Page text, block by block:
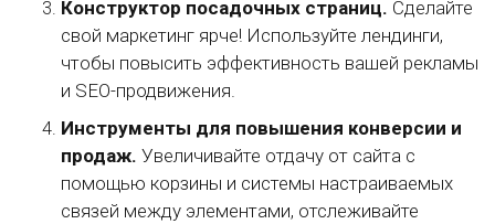
Конструктор посадочных страниц. Сделайте
свой маркетинг ярче! Используйте лендинги,
чтобы повысить эффективность вашей рекламы
и SEO-продвижения.
Инструменты для повышения конверсии и
продаж. Увеличивайте отдачу от сайта с
помощью корзины и системы настраиваемых
связей между элементами, отслеживайте